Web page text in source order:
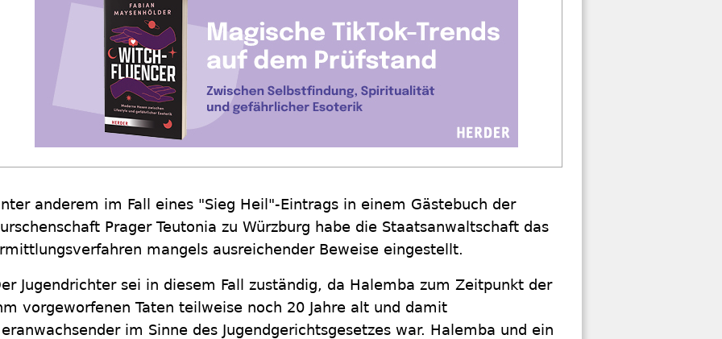
anderem im Fall eines "Sieg Heil"-Eintrags in einem Gästebuch der
Prager Teutonia zu Würzburg habe die Staatsanwaltschaft das
mangels ausreichender Beweise eingestellt.
Jugendrichter sei in diesem Fall zuständig, da Halemba zum Zeitpunkt der
vorgeworfenen Taten teilweise noch 20 Jahre alt und damit
im Sinne des Jugendgerichtsgesetzes war. Halemba und ein